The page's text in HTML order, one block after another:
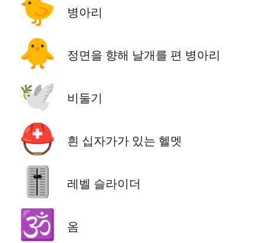
🐤 병아리
🐥 정면을 향해 날개를 편 병아리
🕊️ 비둘기
⛑️ 흰 십자가가 있는 헬멧
🎚️ 레벨 슬라이더
🕉️ 옴